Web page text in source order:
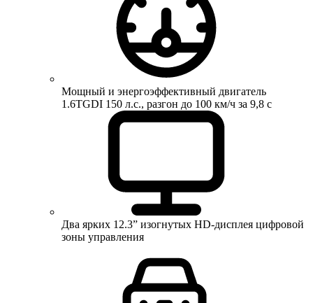
Мощный и энергоэффективный двигатель
1.6TGDI 150 л.с., разгон до 100 км/ч за 9,8 с
Два ярких 12.3” изогнутых HD-дисплея цифровой
зоны управления